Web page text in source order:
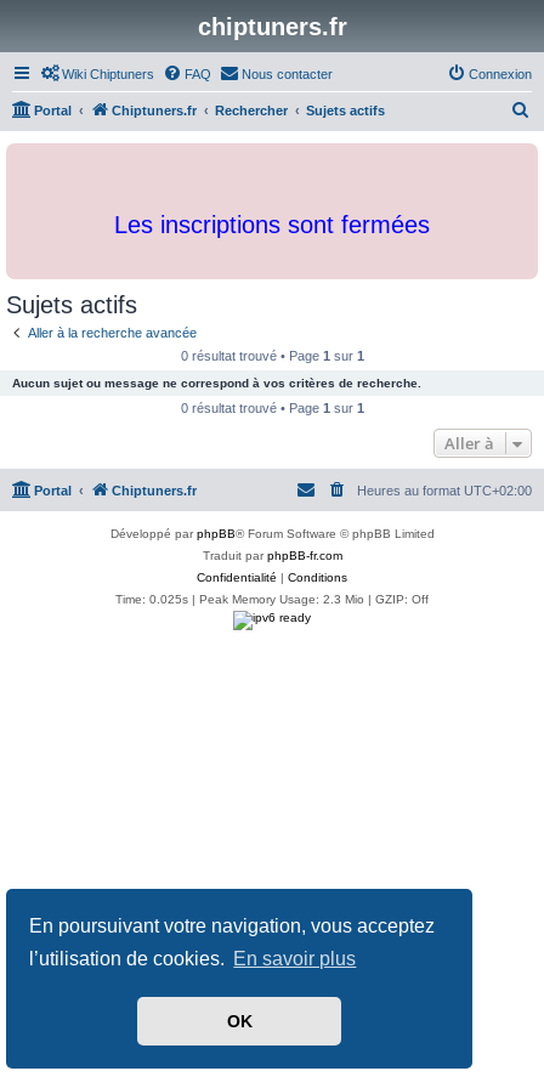
En poursuivant votre navigation, vous acceptez
l’utilisation de cookies. En savoir plus
OK
chiptuners.fr
Wiki Chiptuners FAQ Nous contacter Connexion
Portal Chiptuners.fr Rechercher Sujets actifs
c
Les inscriptions sont fermées
Sujets actifs
Aller à la recherche avancée
0 résultat trouvé • Page 1 sur 1
Aucun sujet ou message ne correspond à vos critères de recherche.
0 résultat trouvé • Page 1 sur 1
Aller à
Portal Chiptuners.fr Heures au format UTC+02:00
Développé parphpBB® Forum Software © phpBB Limited
Traduit parphpBB-fr.com
Confidentialité | Conditions
Time: 0.025s | Peak Memory Usage: 2.3 Mio | GZIP: Off